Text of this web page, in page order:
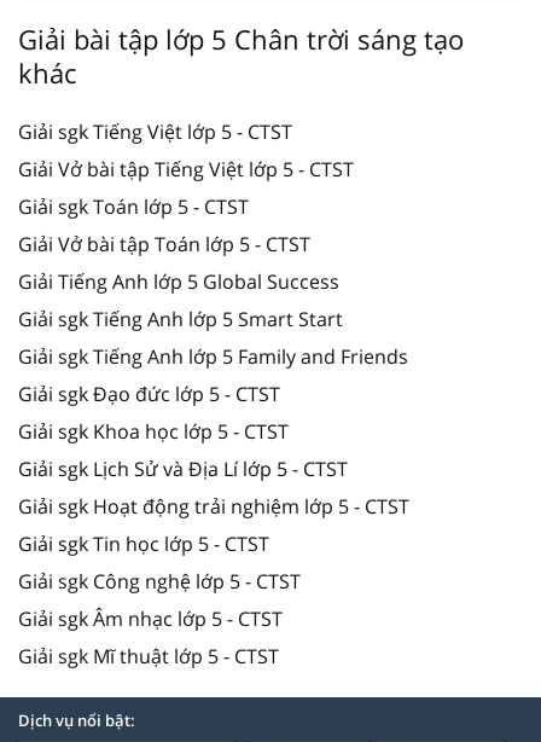
Giải bài tập lớp 5 Chân trời sáng tạo
khác
Giải sgk Tiếng Việt lớp 5 - CTST
Giải Vở bài tập Tiếng Việt lớp 5 - CTST
Giải sgk Toán lớp 5 - CTST
Giải Vở bài tập Toán lớp 5 - CTST
Giải Tiếng Anh lớp 5 Global Success
Giải sgk Tiếng Anh lớp 5 Smart Start
Giải sgk Tiếng Anh lớp 5 Family and Friends
Giải sgk Đạo đức lớp 5 - CTST
Giải sgk Khoa học lớp 5 - CTST
Giải sgk Lịch Sử và Địa Lí lớp 5 - CTST
Giải sgk Hoạt động trải nghiệm lớp 5 - CTST
Giải sgk Tin học lớp 5 - CTST
Giải sgk Công nghệ lớp 5 - CTST
Giải sgk Âm nhạc lớp 5 - CTST
Giải sgk Mĩ thuật lớp 5 - CTST
Dịch vụ nổi bật: